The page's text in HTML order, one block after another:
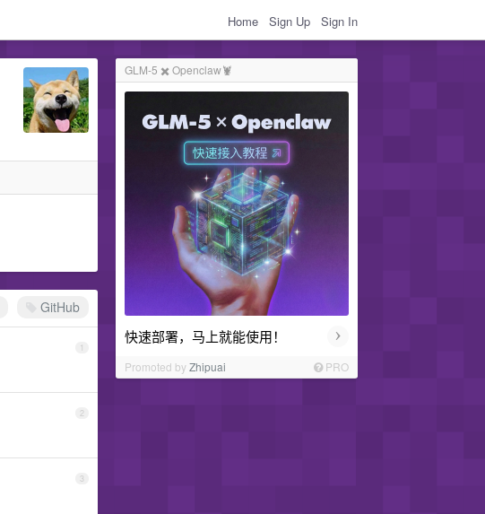
Home Sign Up Sign In
GLM-5 ✖️ Openclaw🦞
快速部署，马上就能使用！ ›
Promoted byZhipuai PRO
GitHub
1
2
3